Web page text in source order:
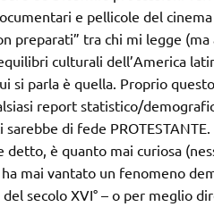
e pellicole del
preparati” tra chi mi legge
culturali dell’America
si parla è quella. Proprio
report statistico/
di fede PROTESTANTE.
detto, è quanto mai curiosa
mai vantato un fenomeno
secolo XVI° – o per meglio